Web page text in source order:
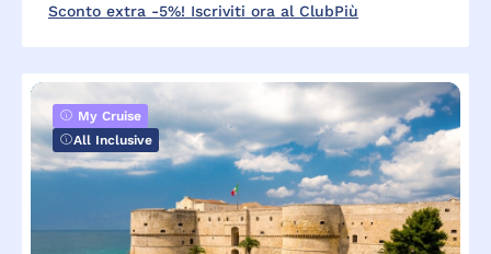
Sconto extra -5%! Iscriviti ora al ClubPiù
My Cruise
All Inclusive